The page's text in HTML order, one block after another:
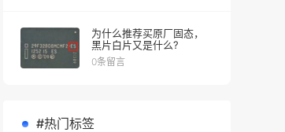
为什么推荐买原厂固态，
黑片白片又是什么?
0条留言
#热门标签